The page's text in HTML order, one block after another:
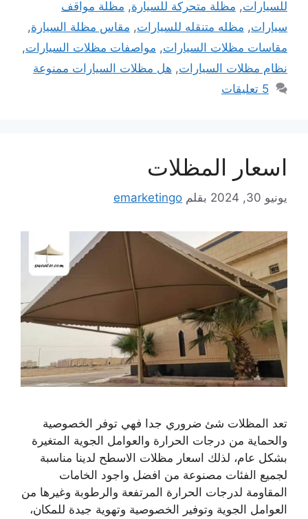
للسيارات, مظلة متحركة للسيارة, مظلة مواقف
سيارات, مظله متنقله للسيارات, مقاس مظلة السيارة,
مقاسات مظلات السيارات, مواصفات مظلات السيارات,
نظام مظلات السيارات, هل مظلات السيارات ممنوعة
5 تعليقات
اسعار المظلات
يونيو 30, 2024 بقلم emarketingo
تعد المظلات شئ ضروري جدا فهي توفر الخصوصية
والحماية من درجات الحرارة والعوامل الجوية المتغيرة
بشكل عام، لذلك اسعار مظلات الاسطح لدينا مناسبة
لجميع الفئات مصنوعة من افضل واجود الخامات
المقاومة لدرجات الحرارة المرتفعة والرطوبة وغيرها من
العوامل الجوية وتوفير الخصوصية وتهوية جيدة للمكان،